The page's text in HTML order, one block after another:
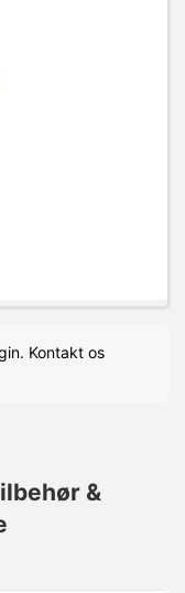
Kontakt os
&